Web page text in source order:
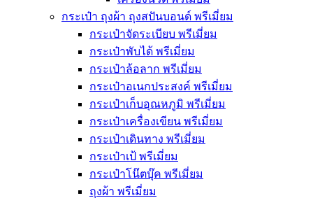
กระเป๋า ถุงผ้า ถุงสปันบอนด์ พรีเมี่ยม
กระเป๋าจัดระเบียบ พรีเมี่ยม
กระเป๋าพับได้ พรีเมี่ยม
กระเป๋าล้อลาก พรีเมี่ยม
กระเป๋าอเนกประสงค์ พรีเมี่ยม
กระเป๋าเก็บอุณหภูมิ พรีเมี่ยม
กระเป๋าเครื่องเขียน พรีเมี่ยม
กระเป๋าเดินทาง พรีเมี่ยม
กระเป๋าเป้ พรีเมี่ยม
กระเป๋าโน๊ตบุ๊ค พรีเมี่ยม
ถุงผ้า พรีเมี่ยม